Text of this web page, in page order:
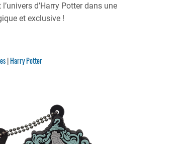
d’Harry Potter dans une
et exclusive !
|Harry Potter